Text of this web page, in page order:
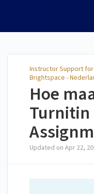
Instructor Support
Brightspace -
Hoe
Turnitin
Updated on Apr 22,